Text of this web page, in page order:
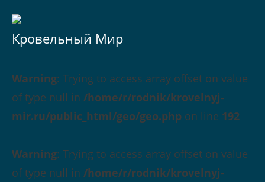
Кровельный Мир
Warning: Trying to access array offset on value
of type null in /home/r/rodnik/krovelnyj-
mir.ru/public_html/geo/geo.php on line 192
Warning: Trying to access array offset on value
of type null in /home/r/rodnik/krovelnyj-